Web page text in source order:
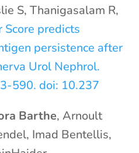
S, Thanigasalam R,
Score predicts
persistence after
Urol Nephrol.
590. doi: 10.237
Barthe, Arnoult
Imad Bentellis,